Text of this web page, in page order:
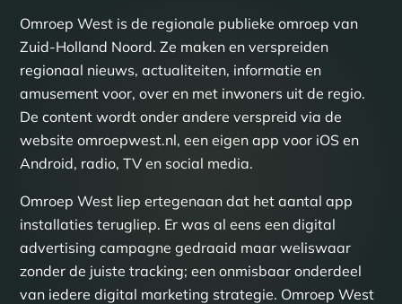
Omroep West is de regionale publieke omroep van
Zuid-Holland Noord. Ze maken en verspreiden
regionaal nieuws, actualiteiten, informatie en
amusement voor, over en met inwoners uit de regio.
De content wordt onder andere verspreid via de
website omroepwest.nl, een eigen app voor iOS en
Android, radio, TV en social media.
Omroep West liep ertegenaan dat het aantal app
installaties terugliep. Er was al eens een digital
advertising campagne gedraaid maar weliswaar
zonder de juiste tracking; een onmisbaar onderdeel
van iedere digital marketing strategie. Omroep West